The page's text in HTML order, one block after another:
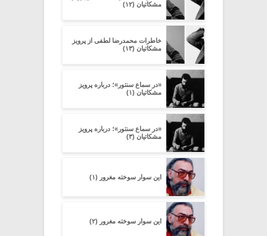
مشکاتیان (۱۲)
خاطرات محمدرضا لطفی از پرویز
مشکاتیان (۱۳)
«در سماع سنتور»؛ درباره پرویز
مشکاتیان (۱)
«در سماع سنتور»؛ درباره پرویز
مشکاتیان (۳)
این سوار سوخته مغرور (۱)
این سوار سوخته مغرور (۲)